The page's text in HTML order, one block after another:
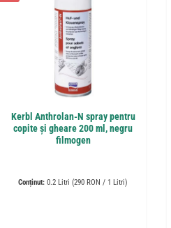
Kerbl Anthrolan-N spray pentru
copite și gheare 200 ml, negru
filmogen
Conținut: 0.2 Litri (290 RON / 1 Litri)